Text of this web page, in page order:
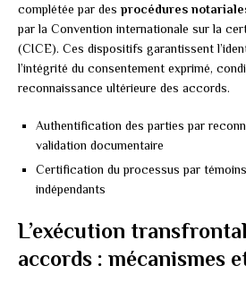
complétée par des procédures
par la Convention internationale sur la
(CICE). Ces dispositifs garantissent
l’intégrité du consentement exprimé,
reconnaissance ultérieure des accords.
Authentification des parties par
validation documentaire
Certification du processus par
indépendants
L’exécution
accords : mécanismes